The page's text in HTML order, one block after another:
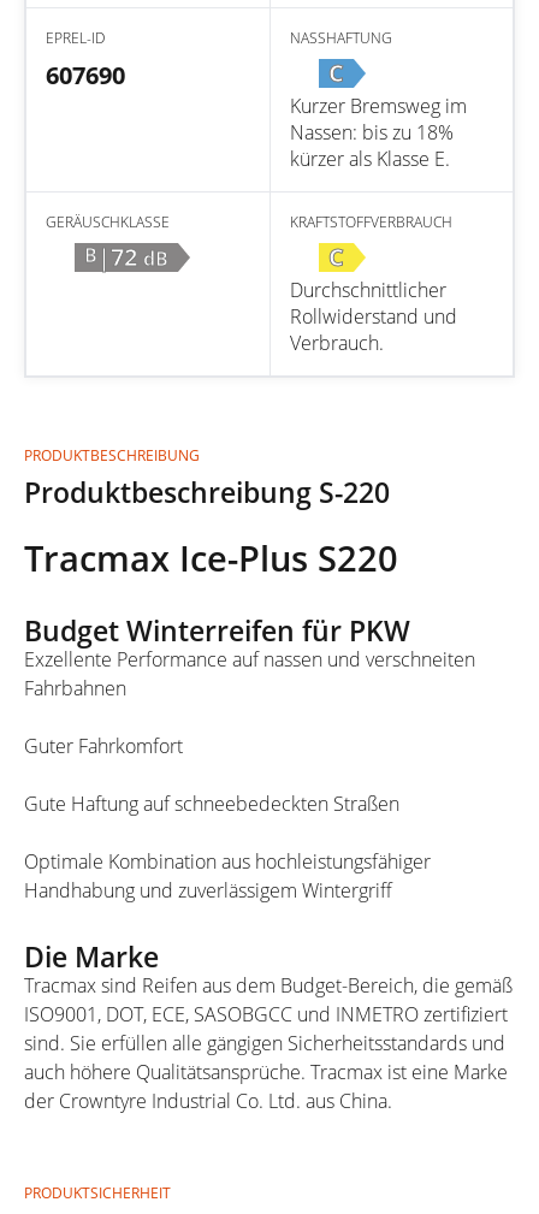
EPREL-ID
607690
NASSHAFTUNG
C
Kurzer Bremsweg im
Nassen: bis zu 18%
kürzer als Klasse E.
GERÄUSCHKLASSE
B |72 dB
KRAFTSTOFFVERBRAUCH
C
Durchschnittlicher
Rollwiderstand und
Verbrauch.
PRODUKTBESCHREIBUNG
Produktbeschreibung S-220
Tracmax Ice-Plus S220
Budget Winterreifen für PKW
Exzellente Performance auf nassen und verschneiten
Fahrbahnen
Guter Fahrkomfort
Gute Haftung auf schneebedeckten Straßen
Optimale Kombination aus hochleistungsfähiger
Handhabung und zuverlässigem Wintergriff
Die Marke
Tracmax sind Reifen aus dem Budget-Bereich, die gemäß
ISO9001, DOT, ECE, SASOBGCC und INMETRO zertifiziert
sind. Sie erfüllen alle gängigen Sicherheitsstandards und
auch höhere Qualitätsansprüche. Tracmax ist eine Marke
der Crowntyre Industrial Co. Ltd. aus China.
PRODUKTSICHERHEIT